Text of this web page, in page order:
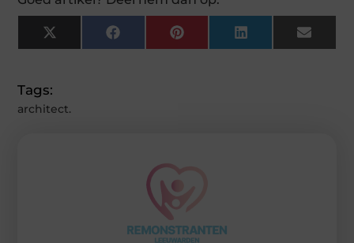
X
(Twitter)
FacebookPinterestLinkedInEmail
Tags:
architect.